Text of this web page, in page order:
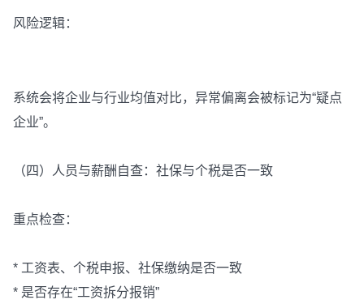
风险逻辑：
系统会将企业与行业均值对比，异常偏离会被标记为“疑点
企业”。
（四）人员与薪酬自查：社保与个税是否一致
重点检查：
* 工资表、个税申报、社保缴纳是否一致
* 是否存在“工资拆分报销”